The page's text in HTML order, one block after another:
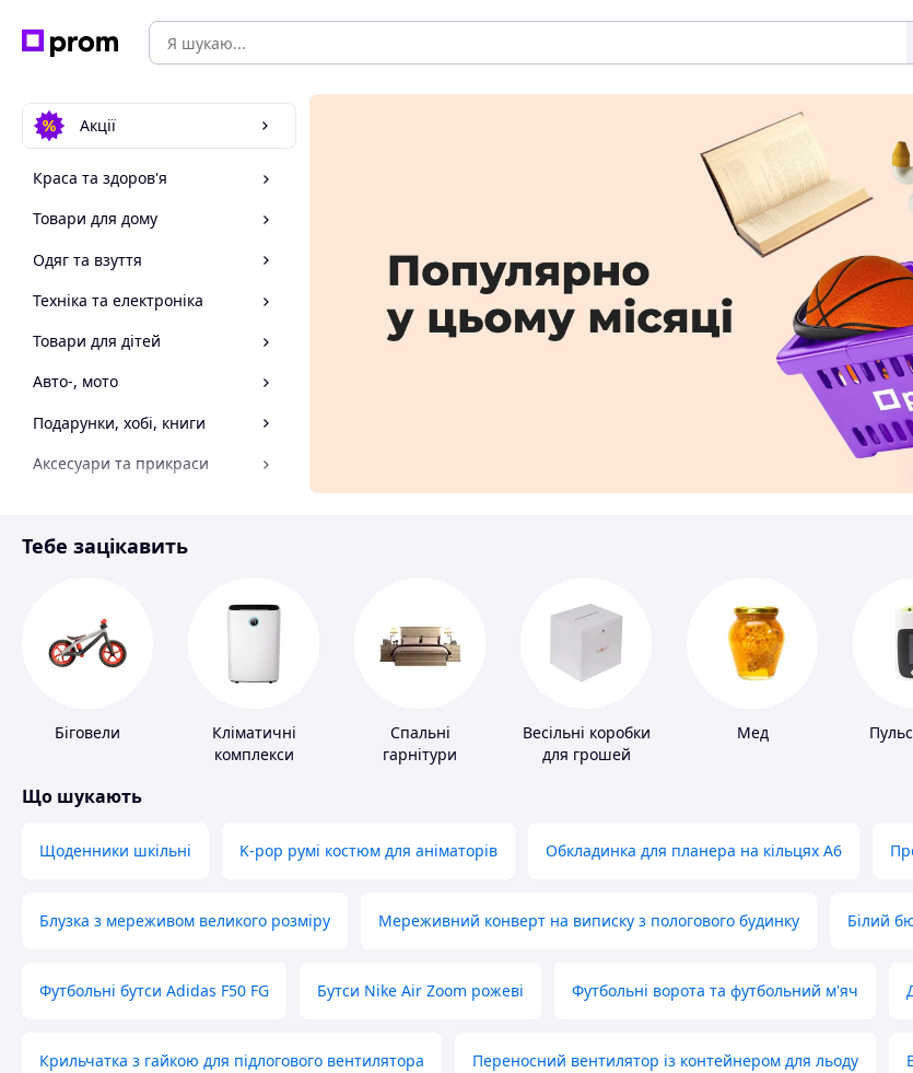
Акції
Краса та здоров'я
Товари для дому
Одяг та взуття
Техніка та електроніка
Товари для дітей
Авто-, мото
Подарунки, хобі, книги
Аксесуари та прикраси
Спорт і відпочинок
Тебе зацікавить
Біговели
Кліматичні
комплекси
Спальні
гарнітури
Весільні коробки
для грошей
Мед
Що шукають
Щоденники шкільні K-pop румі костюм для аніматорів Обкладинка для планера на кільцях А6
Блузка з мереживом великого розміру Мереживний конверт на виписку з пологового будинку Білий
Футбольні бутси Adidas F50 FG Бутси Nike Air Zoom рожеві Футбольні ворота та футбольний м'яч
Крильчатка з гайкою для підлогового вентилятора Переносний вентилятор із контейнером для льоду